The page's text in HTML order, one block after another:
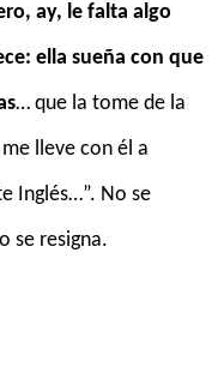
ay, le falta algo
ella sueña con que
… que la tome de la
lleve con él a
Inglés…”. No se
se resigna.